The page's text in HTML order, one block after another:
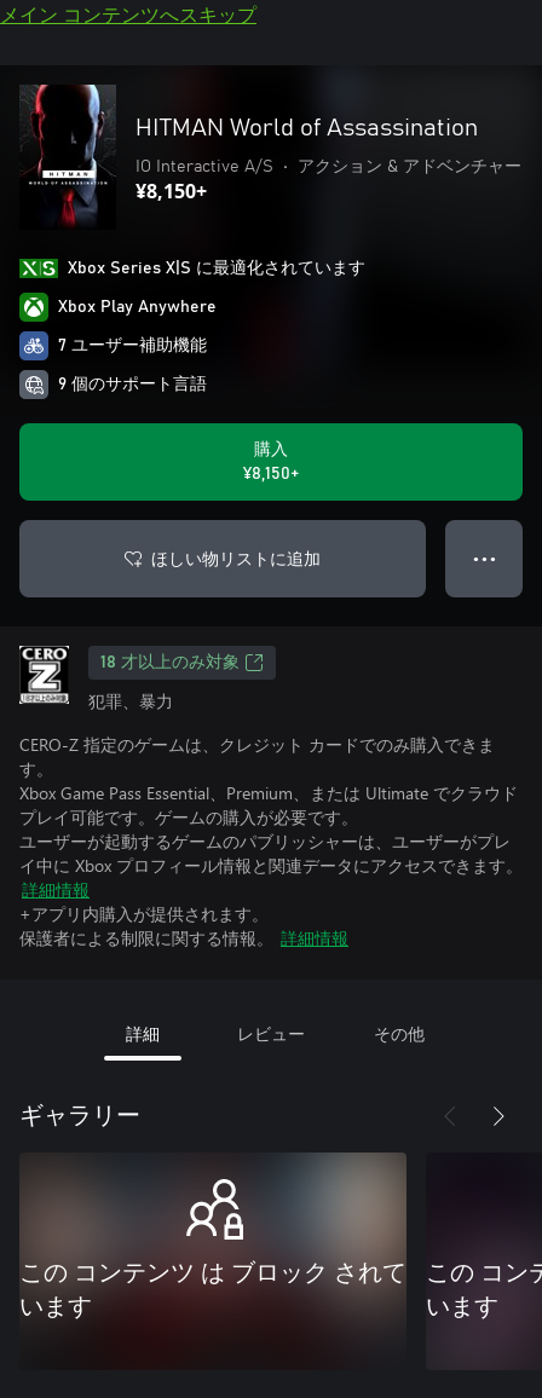
メイン コンテンツへスキップ
HITMAN World of Assassination
IO Interactive A/S • アクション & アドベンチャー
¥8,150+
Xbox Series X|S に最適化されています
Xbox Play Anywhere
7 ユーザー補助機能
9 個のサポート言語
購入
¥8,150+
ほしい物リストに追加 ● ● ●
18 才以上のみ対象
犯罪、暴力
CERO-Z 指定のゲームは、クレジット カードでのみ購入できま
す。
Xbox Game Pass Essential、Premium、または Ultimate でクラウド
プレイ可能です。ゲームの購入が必要です。
ユーザーが起動するゲームのパブリッシャーは、ユーザーがプレ
イ中に Xbox プロフィール情報と関連データにアクセスできます。
詳細情報
+アプリ内購入が提供されます。
保護者による制限に関する情報。
詳細情報
詳細 レビュー その他
ギャラリー
この コンテンツ は ブロック されて
います
この コン
います